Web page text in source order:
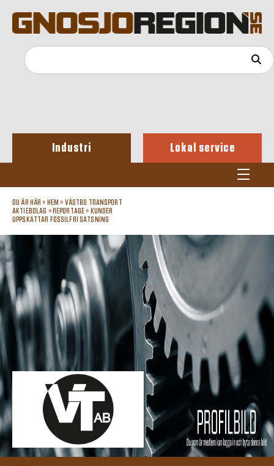
Industri Lokal service
DU ÄR HÄR » HEM » VÄSTBO TRANSPORT
AKTIEBOLAG » REPORTAGE» KUNDER
UPPSKATTAR FOSSILFRI SATSNING